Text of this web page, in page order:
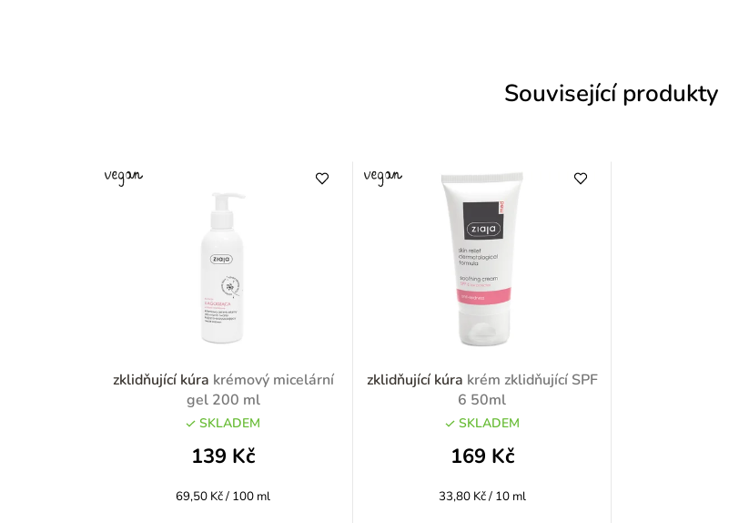
Související produkty
zklidňující kúra krémový micelární
gel 200 ml
SKLADEM
139 Kč
Měrná
69,50 Kč / 100 ml
zklidňující kúra krém zklidňující SPF
6 50ml
SKLADEM
169 Kč
Měrná
33,80 Kč / 10 ml